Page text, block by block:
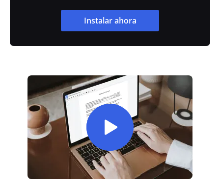
Instalar ahora